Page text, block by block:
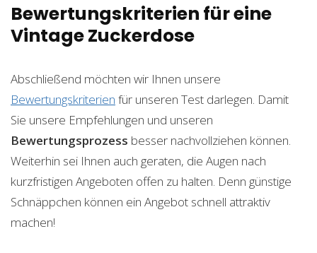
Bewertungskriterien für eine
Vintage Zuckerdose
Abschließend möchten wir Ihnen unsere
Bewertungskriterien für unseren Test darlegen. Damit
Sie unsere Empfehlungen und unseren
Bewertungsprozess besser nachvollziehen können.
Weiterhin sei Ihnen auch geraten, die Augen nach
kurzfristigen Angeboten offen zu halten. Denn günstige
Schnäppchen können ein Angebot schnell attraktiv
machen!